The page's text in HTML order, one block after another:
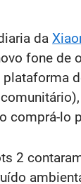
da
fone de
comprá-lo
2